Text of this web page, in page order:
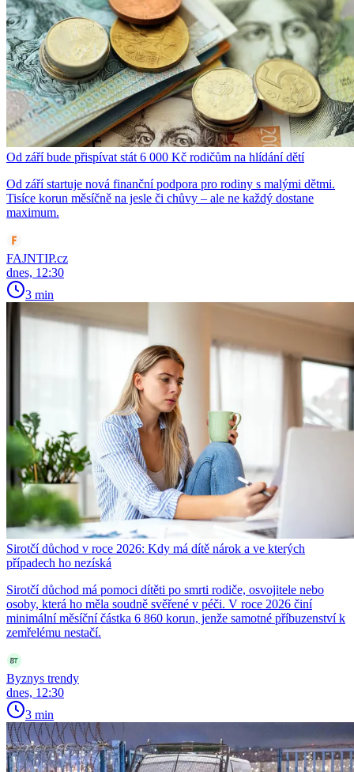
Od září bude přispívat stát 6 000 Kč rodičům na hlídání dětí
Od září startuje nová finanční podpora pro rodiny s malými dětmi.
Tisíce korun měsíčně na jesle či chůvy – ale ne každý dostane
maximum.
FAJNTIP.cz
dnes, 12:30
3 min
Sirotčí důchod v roce 2026: Kdy má dítě nárok a ve kterých
případech ho nezíská
Sirotčí důchod má pomoci dítěti po smrti rodiče, osvojitele nebo
osoby, která ho měla soudně svěřené v péči. V roce 2026 činí
minimální měsíční částka 6 860 korun, jenže samotné příbuzenství k
zemřelému nestačí.
Byznys trendy
dnes, 12:30
3 min